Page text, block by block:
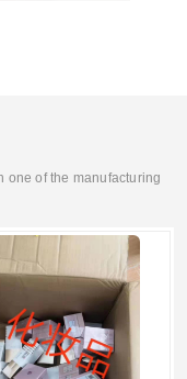
one of the manufacturing